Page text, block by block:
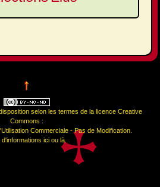
↑
selon les termes de la licence Creative
Commons :
Commerciale - Pas de Modification.
d'informations iciou là.